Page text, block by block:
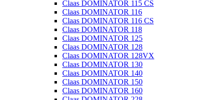
Claas DOMINATOR 115 CS
Claas DOMINATOR 116
Claas DOMINATOR 116 CS
Claas DOMINATOR 118
Claas DOMINATOR 125
Claas DOMINATOR 128
Claas DOMINATOR 128VX
Claas DOMINATOR 130
Claas DOMINATOR 140
Claas DOMINATOR 150
Claas DOMINATOR 160